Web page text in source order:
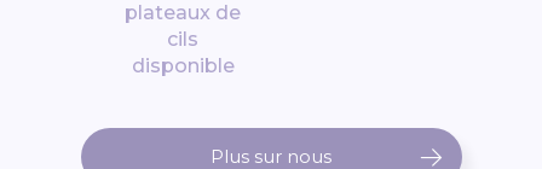
plateaux de
cils
disponible
Plus sur nous